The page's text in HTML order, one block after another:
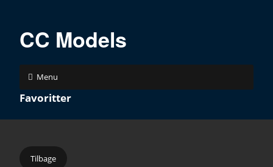
CC Models
Menu
Favoritter
Tilbage